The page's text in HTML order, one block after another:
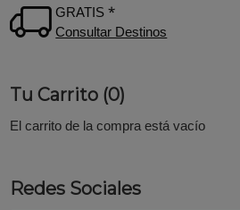
GRATIS *
Consultar Destinos
Tu Carrito (0)
El carrito de la compra está vacío
Redes Sociales